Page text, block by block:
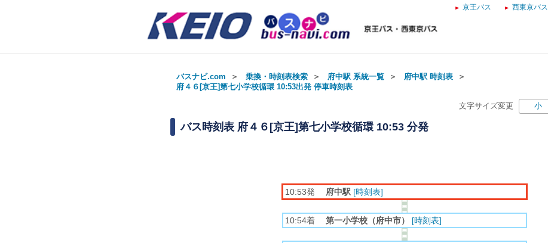
京王バス 西東京バス
バスナビ.com ＞ 乗換・時刻表検索 ＞ 府中駅 系統一覧 ＞ 府中駅 時刻表 ＞
府４６[京王]第七小学校循環 10:53出発 停車時刻表
文字サイズ変更 小
バス時刻表 府４６[京王]第七小学校循環 10:53 分発
10:53発 府中駅 [時刻表]
10:54着 第一小学校（府中市） [時刻表]